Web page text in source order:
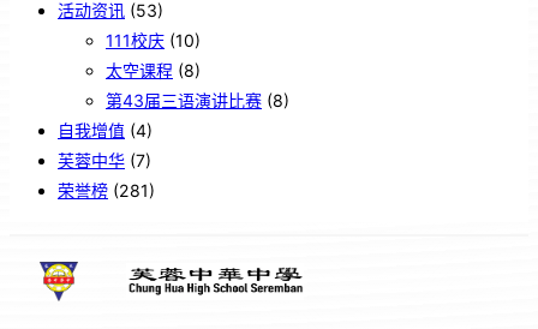
活动资讯 (53)
111校庆 (10)
太空课程 (8)
第43届三语演讲比赛 (8)
自我增值 (4)
芙蓉中华 (7)
荣誉榜 (281)